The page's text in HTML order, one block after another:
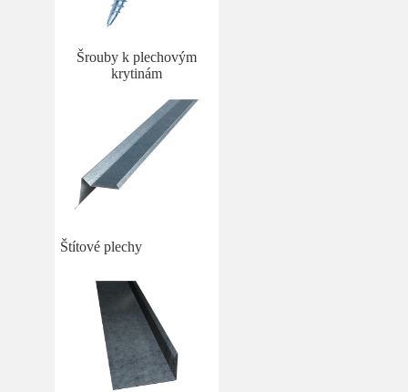
Šrouby k plechovým
krytinám
Štítové plechy